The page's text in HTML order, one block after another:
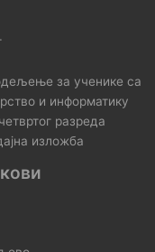
за ученике са
и информатику
разреда
изложба